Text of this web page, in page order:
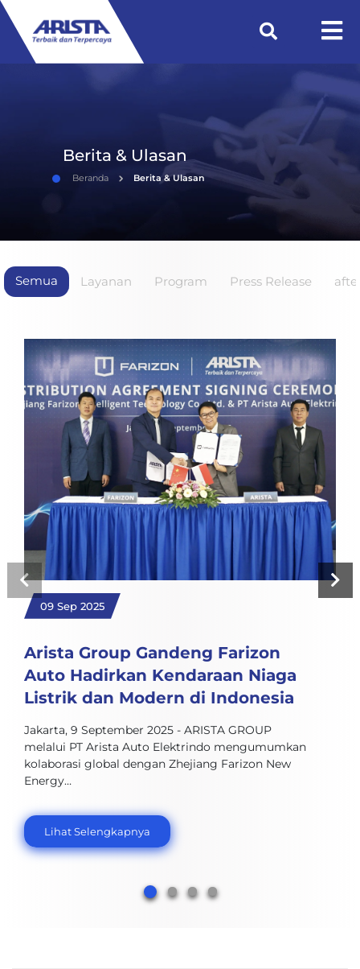
Berita & Ulasan
Beranda Berita & Ulasan
Semua Layanan Program Press Release
09 Sep 2025
Arista Group Gandeng Farizon
Auto Hadirkan Kendaraan Niaga
Listrik dan Modern di Indonesia
Jakarta, 9 September 2025 - ARISTA GROUP
melalui PT Arista Auto Elektrindo mengumumkan
kolaborasi global dengan Zhejiang Farizon New
Energy…
Lihat Selengkapnya